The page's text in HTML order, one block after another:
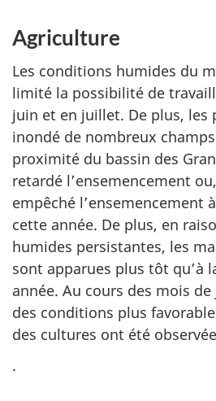
Agriculture
Les conditions humides du
limité la possibilité de
juin et en juillet. De plus, les
inondé de nombreux
proximité du bassin des
retardé l’ensemencement
empêché l’ensemencement
cette année. De plus, en
humides persistantes, les
sont apparues plus tôt qu’à
année. Au cours des mois
des conditions plus
des cultures ont été
.